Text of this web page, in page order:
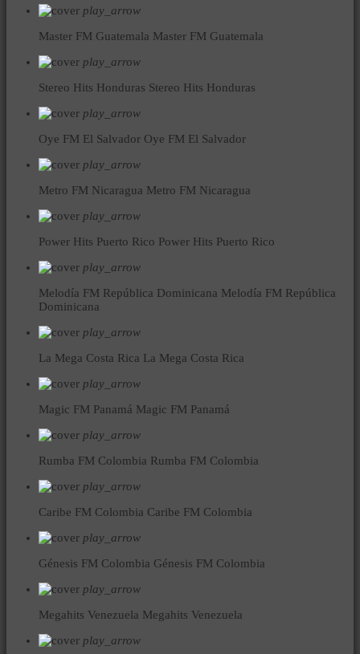
play_arrow
Master FM Guatemala Master FM Guatemala
play_arrow
Stereo Hits Honduras Stereo Hits Honduras
play_arrow
Oye FM El Salvador Oye FM El Salvador
play_arrow
Metro FM Nicaragua Metro FM Nicaragua
play_arrow
Power Hits Puerto Rico Power Hits Puerto Rico
play_arrow
Melodía FM República Dominicana Melodía FM República
Dominicana
play_arrow
La Mega Costa Rica La Mega Costa Rica
play_arrow
Magic FM Panamá Magic FM Panamá
play_arrow
Rumba FM Colombia Rumba FM Colombia
play_arrow
Caribe FM Colombia Caribe FM Colombia
play_arrow
Génesis FM Colombia Génesis FM Colombia
play_arrow
Megahits Venezuela Megahits Venezuela
play_arrow